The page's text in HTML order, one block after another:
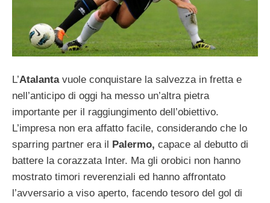
L’Atalantavuole conquistare la salvezza in fretta e
nell’anticipo di oggi ha messo un’altra pietra
importante per il raggiungimento dell’obiettivo.
L’impresa non era affatto facile, considerando che lo
sparring partner era il
Palermo, capace al debutto di
battere la corazzata Inter. Ma gli orobici non hanno
mostrato timori reverenziali ed hanno affrontato
l’avversario a viso aperto, facendo tesoro del gol di